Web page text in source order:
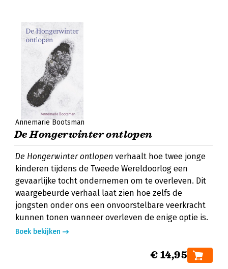
Annemarie Bootsman
De Hongerwinter ontlopen
De Hongerwinter ontlopen verhaalt hoe twee jonge
kinderen tijdens de Tweede Wereldoorlog een
gevaarlijke tocht ondernemen om te overleven. Dit
waargebeurde verhaal laat zien hoe zelfs de
jongsten onder ons een onvoorstelbare veerkracht
kunnen tonen wanneer overleven de enige optie is.
Boek bekijken
€ 14,95